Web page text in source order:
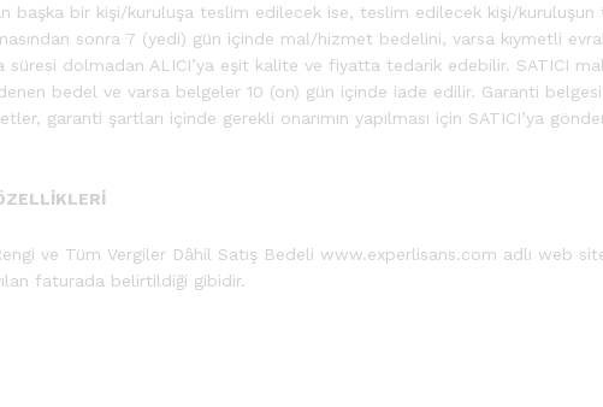
başka bir kişi/kuruluşa teslim edilecek ise, teslim edilecek kişi/
sonra 7 (yedi) gün içinde mal/hizmet bedelini, varsa kıymetli
dolmadan ALICI’ya eşit kalite ve fiyatta tedarik edebilir. SATICI mal/
bedel ve varsa belgeler 10 (on) gün içinde iade edilir. Garanti
garanti şartları içinde gerekli onarımın yapılması için SATICI’ya
ve Tüm Vergiler Dâhil Satış Bedeli www.experlisans.com adlı web
faturada belirtildiği gibidir.